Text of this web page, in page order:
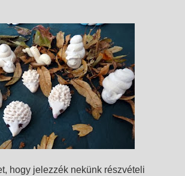
hogy jelezzék nekünk részvételi